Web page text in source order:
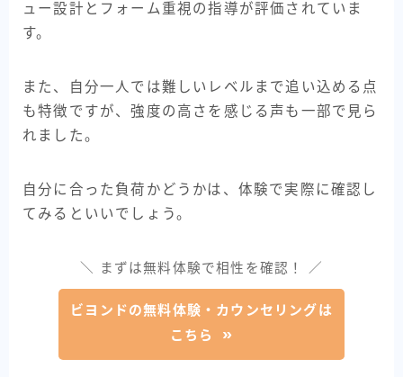
ュー設計とフォーム重視の指導が評価されていま
す。
また、自分一人では難しいレベルまで追い込める点
も特徴ですが、強度の高さを感じる声も一部で見ら
れました。
自分に合った負荷かどうかは、体験で実際に確認し
てみるといいでしょう。
＼ まずは無料体験で相性を確認！ ／
ビヨンドの無料体験・カウンセリングは
こちら